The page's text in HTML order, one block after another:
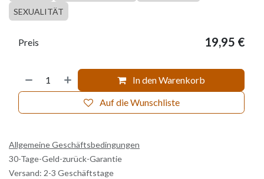
SEXUALITÄT
In den Warenkorb
Auf die Wunschliste
Preis 19,95 €
Allgemeine Geschäftsbedingungen
30-Tage-Geld-zurück-Garantie
Versand: 2-3 Geschäftstage